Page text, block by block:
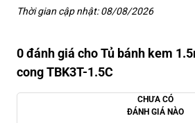
Thời gian cập nhật: 08/08/2026
0 đánh giá cho Tủ bánh kem
cong TBK3T-1.5C
CHƯA CÓ
ĐÁNH GIÁ NÀO